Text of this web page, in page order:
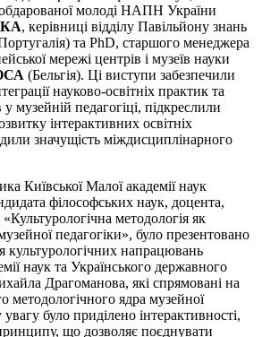
молоді НАПН України
, керівниці відділу Павільйону знань
та PhD, старшого менеджера
мережі центрів і музеїв науки
(Бельгія). Ці виступи забезпечили
науково-освітніх практик та
музейній педагогіці, підкреслили
інтерактивних освітніх
значущість міждисциплінарного
Київської Малої академії наук
філософських наук, доцента,
«Культурологічна методологія як
педагогіки», було презентовано
культурологічних напрацювань
наук та Українського державного
Драгоманова, які спрямовані на
методологічного ядра музейної
було приділено інтерактивності,
що дозволяє поєднувати